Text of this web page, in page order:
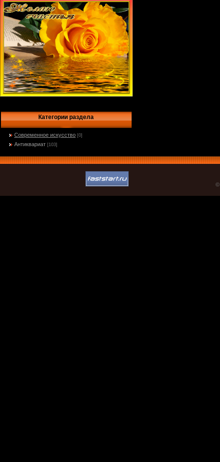
Категории раздела
Современное искусство [0]
Антиквариат [103]
©